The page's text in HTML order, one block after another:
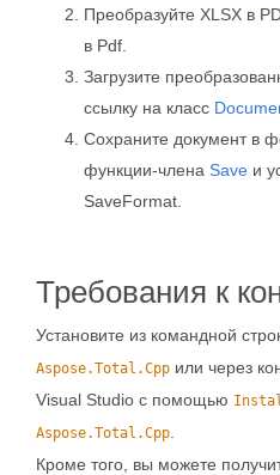
Преобразуйте XLSX в
в Pdf.
Загрузите
ссылку на класс
Сохраните документ в
функции-члена Save и
SaveFormat.
Требования к
Установите из командной
Aspose.Total.Cpp или через
Visual Studio с помощью
Aspose.Total.Cpp
Кроме того, вы можете